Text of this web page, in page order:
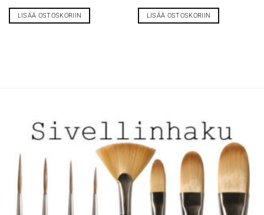
LISÄÄ OSTOSKORIIN LISÄÄ OSTOSKORIIN